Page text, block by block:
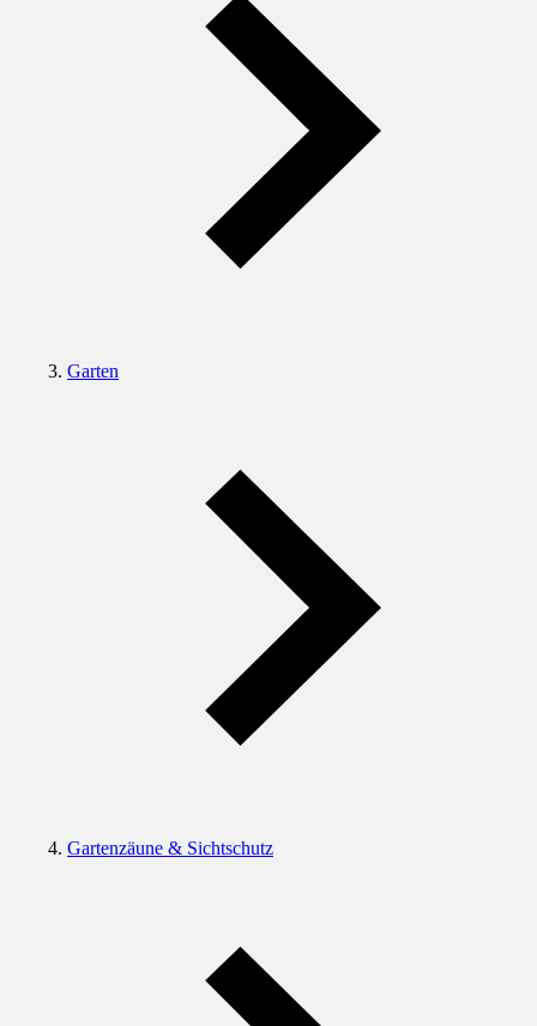
Garten
Gartenzäune & Sichtschutz